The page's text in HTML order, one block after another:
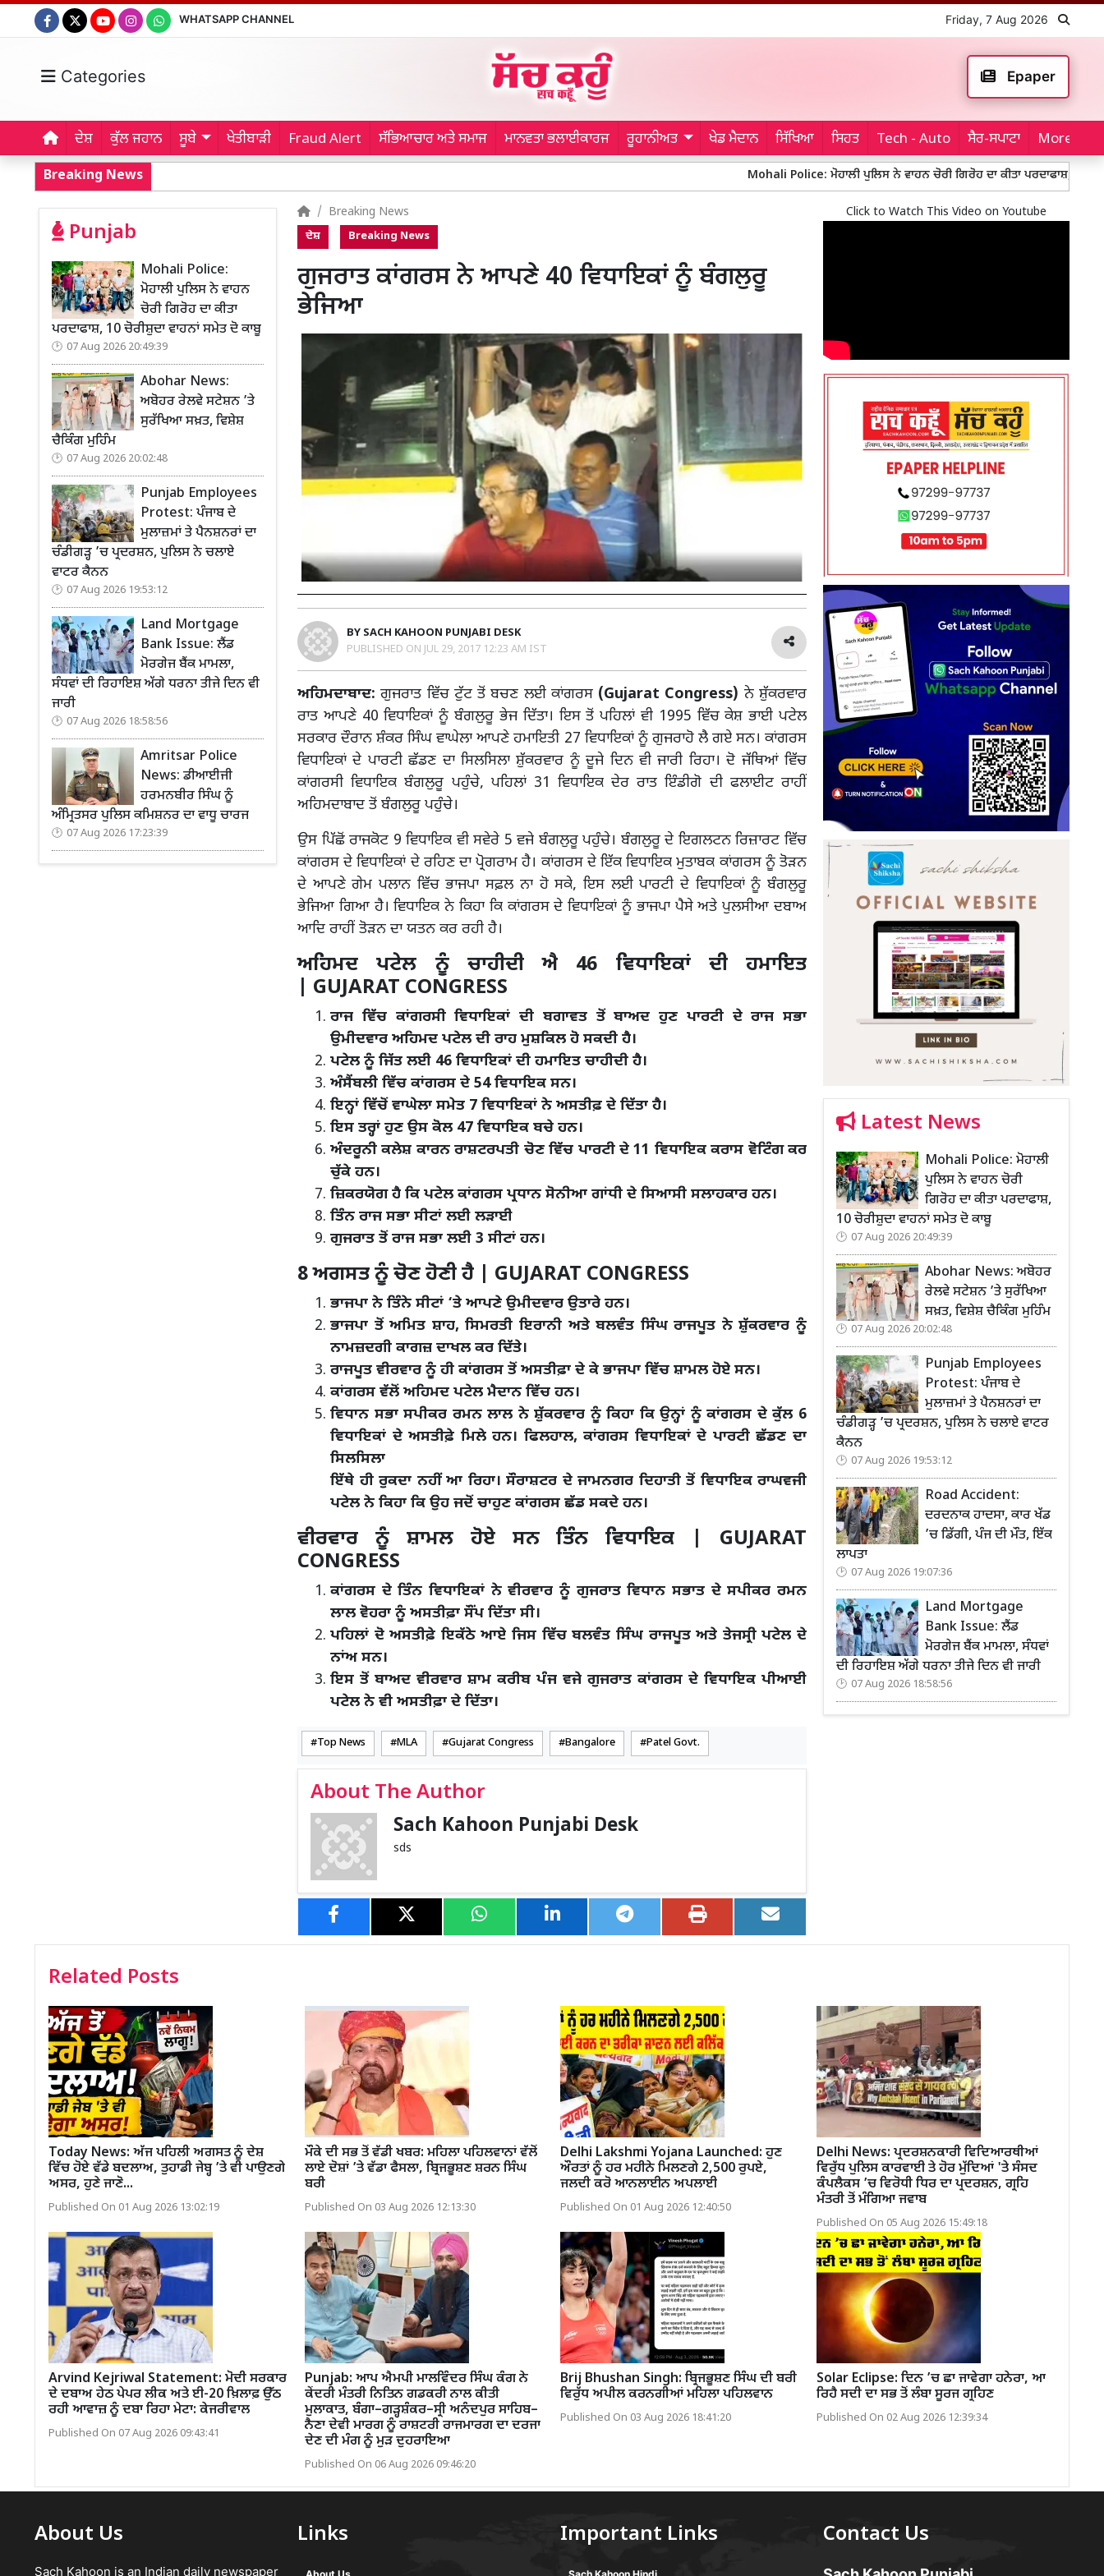
WHATSAPP CHANNEL Friday, 7 Aug 2026
Categories Epaper
ਦੇਸ਼ ਕੁੱਲ ਜਹਾਨ ਸੂਬੇ ਖੇਤੀਬਾੜੀ Fraud Alert ਸੱਭਿਆਚਾਰ ਅਤੇ ਸਮਾਜ ਮਾਨਵਤਾ ਭਲਾਈਕਾਰਜ ਰੂਹਾਨੀਅਤ ਖੇਡ ਮੈਦਾਨ ਸਿੱਖਿਆ ਸਿਹਤ Tech - Auto ਸੈਰ-ਸਪਾਟਾ More...
Breaking News Mohali Police: ਮੋਹਾਲੀ ਪੁਲਿਸ ਨੇ ਵਾਹਨ ਚੋਰੀ ਗਿਰੋਹ ਦਾ ਕੀਤਾ ਪਰਦਾਫਾਸ਼, 10 ਚੋਰੀਸ਼ੁਦਾ ਵਾਹਨਾਂ
Punjab
Mohali Police:
ਮੋਹਾਲੀ ਪੁਲਿਸ ਨੇ ਵਾਹਨ
ਚੋਰੀ ਗਿਰੋਹ ਦਾ ਕੀਤਾ
ਪਰਦਾਫਾਸ਼, 10 ਚੋਰੀਸ਼ੁਦਾ ਵਾਹਨਾਂ ਸਮੇਤ ਦੋ ਕਾਬੂ
07 Aug 2026 20:49:39
Abohar News:
ਅਬੋਹਰ ਰੇਲਵੇ ਸਟੇਸ਼ਨ ’ਤੇ
ਸੁਰੱਖਿਆ ਸਖ਼ਤ, ਵਿਸ਼ੇਸ਼
ਚੈਕਿੰਗ ਮੁਹਿੰਮ
07 Aug 2026 20:02:48
Punjab Employees
Protest: ਪੰਜਾਬ ਦੇ
ਮੁਲਾਜ਼ਮਾਂ ਤੇ ਪੈਨਸ਼ਨਰਾਂ ਦਾ
ਚੰਡੀਗੜ੍ਹ ’ਚ ਪ੍ਰਦਰਸ਼ਨ, ਪੁਲਿਸ ਨੇ ਚਲਾਏ
ਵਾਟਰ ਕੈਨਨ
07 Aug 2026 19:53:12
Land Mortgage
Bank Issue: ਲੈਂਡ
ਮੋਰਗੇਜ ਬੈਂਕ ਮਾਮਲਾ,
ਸੰਧਵਾਂ ਦੀ ਰਿਹਾਇਸ਼ ਅੱਗੇ ਧਰਨਾ ਤੀਜੇ ਦਿਨ ਵੀ
ਜਾਰੀ
07 Aug 2026 18:58:56
Amritsar Police
News: ਡੀਆਈਜੀ
ਹਰਮਨਬੀਰ ਸਿੰਘ ਨੂੰ
ਅੰਮ੍ਰਿਤਸਰ ਪੁਲਿਸ ਕਮਿਸ਼ਨਰ ਦਾ ਵਾਧੂ ਚਾਰਜ
07 Aug 2026 17:23:39
Breaking News
ਦੇਸ਼ Breaking News
ਗੁਜਰਾਤ ਕਾਂਗਰਸ ਨੇ ਆਪਣੇ 40 ਵਿਧਾਇਕਾਂ ਨੂੰ ਬੰਗਲੁਰੂ
ਭੇਜਿਆ
BY SACH KAHOON PUNJABI DESK
PUBLISHED ON JUL 29, 2017 12:23 AM IST
ਅਹਿਮਦਾਬਾਦ: ਗੁਜਰਾਤ ਵਿੱਚ ਟੁੱਟ ਤੋਂ ਬਚਣ ਲਈ ਕਾਂਗਰਸ (Gujarat Congress) ਨੇ ਸ਼ੁੱਕਰਵਾਰ
ਰਾਤ ਆਪਣੇ 40 ਵਿਧਾਇਕਾਂ ਨੂੰ ਬੰਗਲੁਰੂ ਭੇਜ ਦਿੱਤਾ। ਇਸ ਤੋਂ ਪਹਿਲਾਂ ਵੀ 1995 ਵਿੱਚ ਕੇਸ਼ ਭਾਈ ਪਟੇਲ
ਸਰਕਾਰ ਦੌਰਾਨ ਸ਼ੰਕਰ ਸਿੰਘ ਵਾਘੇਲਾ ਆਪਣੇ ਹਮਾਇਤੀ 27 ਵਿਧਾਇਕਾਂ ਨੂੰ ਗੁਜਰਾਹੋ ਲੈ ਗਏ ਸਨ। ਕਾਂਗਰਸ
ਵਿਧਾਇਕਾਂ ਦੇ ਪਾਰਟੀ ਛੱਡਣ ਦਾ ਸਿਲਸਿਲਾ ਸ਼ੁੱਕਰਵਾਰ ਨੂੰ ਦੂਜੇ ਦਿਨ ਵੀ ਜਾਰੀ ਰਿਹਾ। ਦੋ ਜੱਥਿਆਂ ਵਿੱਚ
ਕਾਂਗਰਸੀ ਵਿਧਾਇਕ ਬੰਗਲੁਰੂ ਪਹੁੰਚੇ, ਪਹਿਲਾਂ 31 ਵਿਧਾਇਕ ਦੇਰ ਰਾਤ ਇੰਡੀਗੋ ਦੀ ਫਲਾਈਟ ਰਾਹੀਂ
ਅਹਿਮਦਾਬਾਦ ਤੋਂ ਬੰਗਲੁਰੂ ਪਹੁੰਚੇ।
ਉਸ ਪਿੱਛੋਂ ਰਾਜਕੋਟ 9 ਵਿਧਾਇਕ ਵੀ ਸਵੇਰੇ 5 ਵਜੇ ਬੰਗਲੁਰੂ ਪਹੁੰਚੇ। ਬੰਗਲੁਰੂ ਦੇ ਇਗਲਟਨ ਰਿਜ਼ਾਰਟ ਵਿੱਚ
ਕਾਂਗਰਸ ਦੇ ਵਿਧਾਇਕਾਂ ਦੇ ਰਹਿਣ ਦਾ ਪ੍ਰੋਗਰਾਮ ਹੈ। ਕਾਂਗਰਸ ਦੇ ਇੱਕ ਵਿਧਾਇਕ ਮੁਤਾਬਕ ਕਾਂਗਰਸ ਨੂੰ ਤੋੜਨ
ਦੇ ਆਪਣੇ ਗੇਮ ਪਲਾਨ ਵਿੱਚ ਭਾਜਪਾ ਸਫ਼ਲ ਨਾ ਹੋ ਸਕੇ, ਇਸ ਲਈ ਪਾਰਟੀ ਦੇ ਵਿਧਾਇਕਾਂ ਨੂੰ ਬੰਗਲੁਰੂ
ਭੇਜਿਆ ਗਿਆ ਹੈ। ਵਿਧਾਇਕ ਨੇ ਕਿਹਾ ਕਿ ਕਾਂਗਰਸ ਦੇ ਵਿਧਾਇਕਾਂ ਨੂੰ ਭਾਜਪਾ ਪੈਸੇ ਅਤੇ ਪੁਲਸੀਆ ਦਬਾਅ
ਆਦਿ ਰਾਹੀਂ ਤੋੜਨ ਦਾ ਯਤਨ ਕਰ ਰਹੀ ਹੈ।
ਅਹਿਮਦ ਪਟੇਲ ਨੂੰ ਚਾਹੀਦੀ ਐ 46 ਵਿਧਾਇਕਾਂ ਦੀ ਹਮਾਇਤ
| GUJARAT CONGRESS
ਰਾਜ ਵਿੱਚ ਕਾਂਗਰਸੀ ਵਿਧਾਇਕਾਂ ਦੀ ਬਗਾਵਤ ਤੋਂ ਬਾਅਦ ਹੁਣ ਪਾਰਟੀ ਦੇ ਰਾਜ ਸਭਾ
ਉਮੀਦਵਾਰ ਅਹਿਮਦ ਪਟੇਲ ਦੀ ਰਾਹ ਮੁਸ਼ਕਿਲ ਹੋ ਸਕਦੀ ਹੈ।
ਪਟੇਲ ਨੂੰ ਜਿੱਤ ਲਈ 46 ਵਿਧਾਇਕਾਂ ਦੀ ਹਮਾਇਤ ਚਾਹੀਦੀ ਹੈ।
ਅੰਸੈਂਬਲੀ ਵਿੱਚ ਕਾਂਗਰਸ ਦੇ 54 ਵਿਧਾਇਕ ਸਨ।
ਇਨ੍ਹਾਂ ਵਿੱਚੋਂ ਵਾਘੇਲਾ ਸਮੇਤ 7 ਵਿਧਾਇਕਾਂ ਨੇ ਅਸਤੀਫ਼ ਦੇ ਦਿੱਤਾ ਹੈ।
ਇਸ ਤਰ੍ਹਾਂ ਹੁਣ ਉਸ ਕੋਲ 47 ਵਿਧਾਇਕ ਬਚੇ ਹਨ।
ਅੰਦਰੂਨੀ ਕਲੇਸ਼ ਕਾਰਨ ਰਾਸ਼ਟਰਪਤੀ ਚੋਣ ਵਿੱਚ ਪਾਰਟੀ ਦੇ 11 ਵਿਧਾਇਕ ਕਰਾਸ ਵੋਟਿੰਗ ਕਰ
ਚੁੱਕੇ ਹਨ।
ਜ਼ਿਕਰਯੋਗ ਹੈ ਕਿ ਪਟੇਲ ਕਾਂਗਰਸ ਪ੍ਰਧਾਨ ਸੋਨੀਆ ਗਾਂਧੀ ਦੇ ਸਿਆਸੀ ਸਲਾਹਕਾਰ ਹਨ।
ਤਿੰਨ ਰਾਜ ਸਭਾ ਸੀਟਾਂ ਲਈ ਲੜਾਈ
ਗੁਜਰਾਤ ਤੋਂ ਰਾਜ ਸਭਾ ਲਈ 3 ਸੀਟਾਂ ਹਨ।
8 ਅਗਸਤ ਨੂੰ ਚੋਣ ਹੋਣੀ ਹੈ | GUJARAT CONGRESS
ਭਾਜਪਾ ਨੇ ਤਿੰਨੇ ਸੀਟਾਂ ‘ਤੇ ਆਪਣੇ ਉਮੀਦਵਾਰ ਉਤਾਰੇ ਹਨ।
ਭਾਜਪਾ ਤੋਂ ਅਮਿਤ ਸ਼ਾਹ, ਸਿਮਰਤੀ ਇਰਾਨੀ ਅਤੇ ਬਲਵੰਤ ਸਿੰਘ ਰਾਜਪੂਤ ਨੇ ਸ਼ੁੱਕਰਵਾਰ ਨੂੰ
ਨਾਮਜ਼ਦਗੀ ਕਾਗਜ਼ ਦਾਖਲ ਕਰ ਦਿੱਤੇ।
ਰਾਜਪੂਤ ਵੀਰਵਾਰ ਨੂੰ ਹੀ ਕਾਂਗਰਸ ਤੋਂ ਅਸਤੀਫ਼ਾ ਦੇ ਕੇ ਭਾਜਪਾ ਵਿੱਚ ਸ਼ਾਮਲ ਹੋਏ ਸਨ।
ਕਾਂਗਰਸ ਵੱਲੋਂ ਅਹਿਮਦ ਪਟੇਲ ਮੈਦਾਨ ਵਿੱਚ ਹਨ।
ਵਿਧਾਨ ਸਭਾ ਸਪੀਕਰ ਰਮਨ ਲਾਲ ਨੇ ਸ਼ੁੱਕਰਵਾਰ ਨੂੰ ਕਿਹਾ ਕਿ ਉਨ੍ਹਾਂ ਨੂੰ ਕਾਂਗਰਸ ਦੇ ਕੁੱਲ 6
ਵਿਧਾਇਕਾਂ ਦੇ ਅਸਤੀਫ਼ੇ ਮਿਲੇ ਹਨ। ਫਿਲਹਾਲ, ਕਾਂਗਰਸ ਵਿਧਾਇਕਾਂ ਦੇ ਪਾਰਟੀ ਛੱਡਣ ਦਾ
ਸਿਲਸਿਲਾ
ਇੱਥੇ ਹੀ ਰੁਕਦਾ ਨਹੀਂ ਆ ਰਿਹਾ। ਸੌਰਾਸ਼ਟਰ ਦੇ ਜਾਮਨਗਰ ਦਿਹਾਤੀ ਤੋਂ ਵਿਧਾਇਕ ਰਾਘਵਜੀ
ਪਟੇਲ ਨੇ ਕਿਹਾ ਕਿ ਉਹ ਜਦੋਂ ਚਾਹੁਣ ਕਾਂਗਰਸ ਛੱਡ ਸਕਦੇ ਹਨ।
ਵੀਰਵਾਰ ਨੂੰ ਸ਼ਾਮਲ ਹੋਏ ਸਨ ਤਿੰਨ ਵਿਧਾਇਕ | GUJARAT
CONGRESS
ਕਾਂਗਰਸ ਦੇ ਤਿੰਨ ਵਿਧਾਇਕਾਂ ਨੇ ਵੀਰਵਾਰ ਨੂੰ ਗੁਜਰਾਤ ਵਿਧਾਨ ਸਭਾਤ ਦੇ ਸਪੀਕਰ ਰਮਨ
ਲਾਲ ਵੋਹਰਾ ਨੂੰ ਅਸਤੀਫ਼ਾ ਸੌਂਪ ਦਿੱਤਾ ਸੀ।
ਪਹਿਲਾਂ ਦੋ ਅਸਤੀਫ਼ੇ ਇਕੱਠੇ ਆਏ ਜਿਸ ਵਿੱਚ ਬਲਵੰਤ ਸਿੰਘ ਰਾਜਪੂਤ ਅਤੇ ਤੇਜਸ੍ਰੀ ਪਟੇਲ ਦੇ
ਨਾਂਅ ਸਨ।
ਇਸ ਤੋਂ ਬਾਅਦ ਵੀਰਵਾਰ ਸ਼ਾਮ ਕਰੀਬ ਪੰਜ ਵਜੇ ਗੁਜਰਾਤ ਕਾਂਗਰਸ ਦੇ ਵਿਧਾਇਕ ਪੀਆਈ
ਪਟੇਲ ਨੇ ਵੀ ਅਸਤੀਫ਼ਾ ਦੇ ਦਿੱਤਾ।
Top News MLA Gujarat Congress Bangalore Patel Govt.
About The Author
Sach Kahoon Punjabi Desk
sds
Click to Watch This Video on Youtube
Latest News
Mohali Police: ਮੋਹਾਲੀ
ਪੁਲਿਸ ਨੇ ਵਾਹਨ ਚੋਰੀ
ਗਿਰੋਹ ਦਾ ਕੀਤਾ ਪਰਦਾਫਾਸ਼,
10 ਚੋਰੀਸ਼ੁਦਾ ਵਾਹਨਾਂ ਸਮੇਤ ਦੋ ਕਾਬੂ
07 Aug 2026 20:49:39
Abohar News: ਅਬੋਹਰ
ਰੇਲਵੇ ਸਟੇਸ਼ਨ ’ਤੇ ਸੁਰੱਖਿਆ
ਸਖ਼ਤ, ਵਿਸ਼ੇਸ਼ ਚੈਕਿੰਗ ਮੁਹਿੰਮ
07 Aug 2026 20:02:48
Punjab Employees
Protest: ਪੰਜਾਬ ਦੇ
ਮੁਲਾਜ਼ਮਾਂ ਤੇ ਪੈਨਸ਼ਨਰਾਂ ਦਾ
ਚੰਡੀਗੜ੍ਹ ’ਚ ਪ੍ਰਦਰਸ਼ਨ, ਪੁਲਿਸ ਨੇ ਚਲਾਏ ਵਾਟਰ
ਕੈਨਨ
07 Aug 2026 19:53:12
Road Accident:
ਦਰਦਨਾਕ ਹਾਦਸਾ, ਕਾਰ ਖੱਡ
’ਚ ਡਿੱਗੀ, ਪੰਜ ਦੀ ਮੌਤ, ਇੱਕ
ਲਾਪਤਾ
07 Aug 2026 19:07:36
Land Mortgage
Bank Issue: ਲੈਂਡ
ਮੋਰਗੇਜ ਬੈਂਕ ਮਾਮਲਾ, ਸੰਧਵਾਂ
ਦੀ ਰਿਹਾਇਸ਼ ਅੱਗੇ ਧਰਨਾ ਤੀਜੇ ਦਿਨ ਵੀ ਜਾਰੀ
07 Aug 2026 18:58:56
Related Posts
Today News: ਅੱਜ ਪਹਿਲੀ ਅਗਸਤ ਨੂੰ ਦੇਸ਼
ਵਿੱਚ ਹੋਏ ਵੱਡੇ ਬਦਲਾਅ, ਤੁਹਾਡੀ ਜੇਬ੍ਹ ’ਤੇ ਵੀ ਪਾਉਣਗੇ
ਅਸਰ, ਹੁਣੇ ਜਾਣੋ...
Published On 01 Aug 2026 13:02:19
ਮੌਕੇ ਦੀ ਸਭ ਤੋਂ ਵੱਡੀ ਖਬਰ: ਮਹਿਲਾ ਪਹਿਲਵਾਨਾਂ ਵੱਲੋਂ
ਲਾਏ ਦੋਸ਼ਾਂ ’ਤੇ ਵੱਡਾ ਫੈਸਲਾ, ਬ੍ਰਿਜਭੂਸ਼ਣ ਸ਼ਰਨ ਸਿੰਘ
ਬਰੀ
Published On 03 Aug 2026 12:13:30
Delhi Lakshmi Yojana Launched: ਹੁਣ
ਔਰਤਾਂ ਨੂੰ ਹਰ ਮਹੀਨੇ ਮਿਲਣਗੇ 2,500 ਰੁਪਏ,
ਜਲਦੀ ਕਰੋ ਆਨਲਾਈਨ ਅਪਲਾਈ
Published On 01 Aug 2026 12:40:50
Delhi News: ਪ੍ਰਦਰਸ਼ਨਕਾਰੀ ਵਿਦਿਆਰਥੀਆਂ
ਵਿਰੁੱਧ ਪੁਲਿਸ ਕਾਰਵਾਈ ਤੇ ਹੋਰ ਮੁੱਦਿਆਂ 'ਤੇ ਸੰਸਦ
ਕੰਪਲੈਕਸ ’ਚ ਵਿਰੋਧੀ ਧਿਰ ਦਾ ਪ੍ਰਦਰਸ਼ਨ, ਗ੍ਰਹਿ
ਮੰਤਰੀ ਤੋਂ ਮੰਗਿਆ ਜਵਾਬ
Published On 05 Aug 2026 15:49:18
Arvind Kejriwal Statement: ਮੋਦੀ ਸਰਕਾਰ
ਦੇ ਦਬਾਅ ਹੇਠ ਪੇਪਰ ਲੀਕ ਅਤੇ ਈ-20 ਖ਼ਿਲਾਫ਼ ਉੱਠ
ਰਹੀ ਆਵਾਜ਼ ਨੂੰ ਦਬਾ ਰਿਹਾ ਮੇਟਾ: ਕੇਜਰੀਵਾਲ
Published On 07 Aug 2026 09:43:41
Punjab: ਆਪ ਐਮਪੀ ਮਾਲਵਿੰਦਰ ਸਿੰਘ ਕੰਗ ਨੇ
ਕੇਂਦਰੀ ਮੰਤਰੀ ਨਿਤਿਨ ਗਡਕਰੀ ਨਾਲ ਕੀਤੀ
ਮੁਲਾਕਾਤ, ਬੰਗਾ–ਗੜ੍ਹਸ਼ੰਕਰ–ਸ੍ਰੀ ਅਨੰਦਪੁਰ ਸਾਹਿਬ–
ਨੈਣਾ ਦੇਵੀ ਮਾਰਗ ਨੂੰ ਰਾਸ਼ਟਰੀ ਰਾਜਮਾਰਗ ਦਾ ਦਰਜਾ
ਦੇਣ ਦੀ ਮੰਗ ਨੂੰ ਮੁੜ ਦੁਹਰਾਇਆ
Published On 06 Aug 2026 09:46:20
Brij Bhushan Singh: ਬ੍ਰਿਜਭੂਸ਼ਣ ਸਿੰਘ ਦੀ ਬਰੀ
ਵਿਰੁੱਧ ਅਪੀਲ ਕਰਨਗੀਆਂ ਮਹਿਲਾ ਪਹਿਲਵਾਨ
Published On 03 Aug 2026 18:41:20
Solar Eclipse: ਦਿਨ ’ਚ ਛਾ ਜਾਵੇਗਾ ਹਨੇਰਾ, ਆ
ਰਿਹੈ ਸਦੀ ਦਾ ਸਭ ਤੋਂ ਲੰਬਾ ਸੂਰਜ ਗ੍ਰਹਿਣ
Published On 02 Aug 2026 12:39:34
About Us
Sach Kahoon is an Indian daily newspaper
Links
About Us
Important Links
Sach Kahoon Hindi
Contact Us